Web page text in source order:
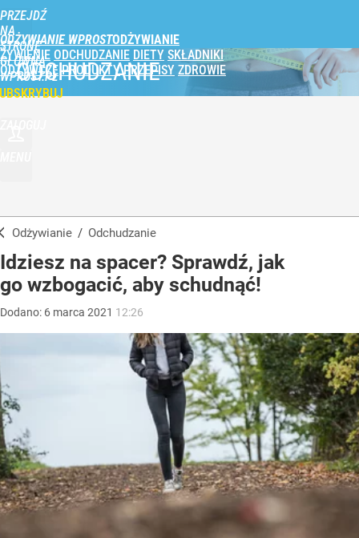
PRZEJDŹ
NA
STRONĘ
GŁÓWNĄ
WPROST.PL
ODŻYWIANIE WPROST
ŻYWIENIE ODCHUDZANIE DIETY SKŁADNIKI
ODŻYWCZE PRODUKTY PRZEPISY ZDROWIE
ODCHUDZANIE
Odżywianie / Odchudzanie
Idziesz na spacer? Sprawdź, jak
go wzbogacić, aby schudnąć!
Dodano: 6 marca 2021 12:26